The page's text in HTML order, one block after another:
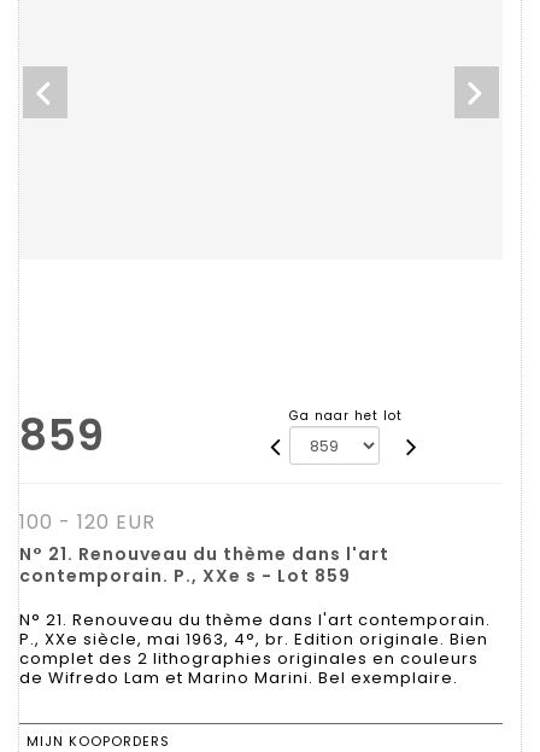
859 Ga naar het lot
100 - 120 EUR
N° 21. Renouveau du thème dans l'art
contemporain. P., XXe s - Lot 859
N° 21. Renouveau du thème dans l'art contemporain.
P., XXe siècle, mai 1963, 4°, br. Edition originale. Bien
complet des 2 lithographies originales en couleurs
de Wifredo Lam et Marino Marini. Bel exemplaire.
MIJN KOOPORDERS